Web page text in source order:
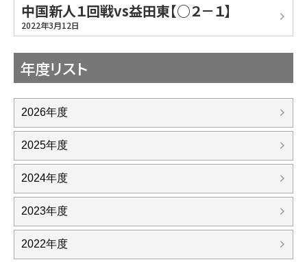
中国新人１回戦vs益田東【○２－１】
2022年3月12日
年度リスト
2026年度
2025年度
2024年度
2023年度
2022年度